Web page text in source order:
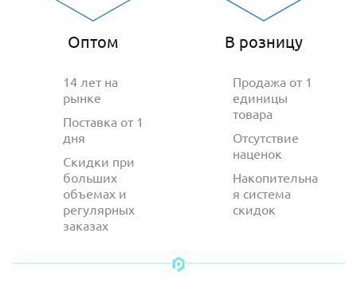
Оптом
14 лет на
рынке
Поставка от 1
дня
Скидки при
больших
объемах и
регулярных
заказах
В розницу
Продажа от 1
единицы
товара
Отсутствие
наценок
Накопительна
я система
скидок